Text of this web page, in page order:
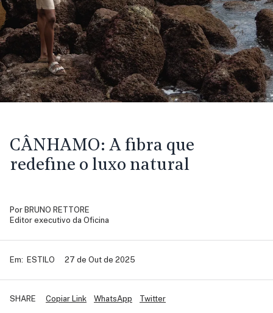
CÂNHAMO: A fibra que
redefine o luxo natural
Por BRUNO RETTORE
Editor executivo da Oficina
Em: ESTILO 27 de Out de 2025
Copiar Link WhatsApp Twitter
SHARE